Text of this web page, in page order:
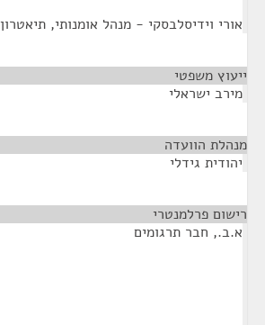
אורי וידיסלבסקי - מנהל אומנותי,
ייעוץ משפטי
מירב ישראלי
מנהלת הוועדה
יהודית גידלי
רישום פרלמנטרי
א.ב., חבר תרגומים